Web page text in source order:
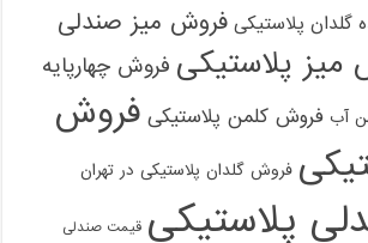
گلدان پلاستیکی فروش میز صندلی
میز پلاستیکی فروش چهارپایه
آب فروش کلمن پلاستیکی فروش
فروش گلدان پلاستیکی در تهران
پلاستیکی قیمت صندلی